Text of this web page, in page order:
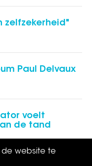
zelfzekerheid"
Paul Delvaux
voelt
de tand
de website te